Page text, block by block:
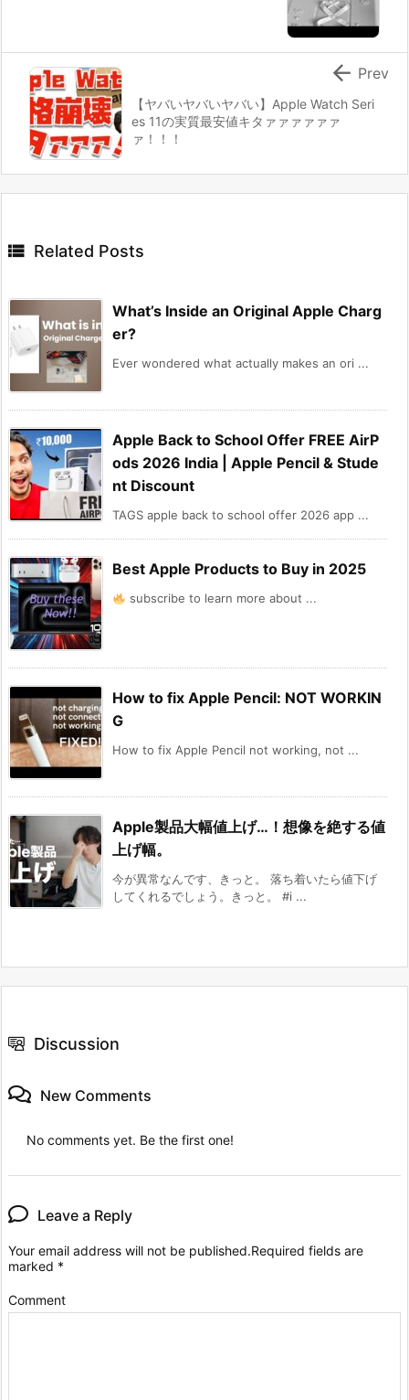
【ヤバいヤバいヤバい】Apple Watch Seri
es 11の実質最安値キタァァァァァァ
ァ！！！
 Prev
 Related Posts
What’s Inside an Original Apple Charg
er?
Ever wondered what actually makes an ori ...
Apple Back to School Offer FREE AirP
ods 2026 India | Apple Pencil & Stude
nt Discount
TAGS apple back to school offer 2026 app ...
Best Apple Products to Buy in 2025
subscribe to learn more about ...
How to fix Apple Pencil: NOT WORKIN
G
How to fix Apple Pencil not working, not ...
Apple製品大幅値上げ…！想像を絶する値
上げ幅。
今が異常なんです、きっと。 落ち着いたら値下げ
してくれるでしょう。きっと。 #i ...
Discussion
New Comments
No comments yet. Be the first one!
Leave a Reply
Your email address will not be published.Required fields are
marked *
Comment